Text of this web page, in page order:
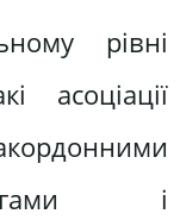
рівні
асоціації
і